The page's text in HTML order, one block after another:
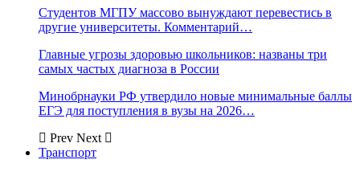
Студентов МГПУ массово вынуждают перевестись в
другие университеты. Комментарий…
Главные угрозы здоровью школьников: названы три
самых частых диагноза в России
Минобрнауки РФ утвердило новые минимальные баллы
ЕГЭ для поступления в вузы на 2026…
Prev Next
Транспорт